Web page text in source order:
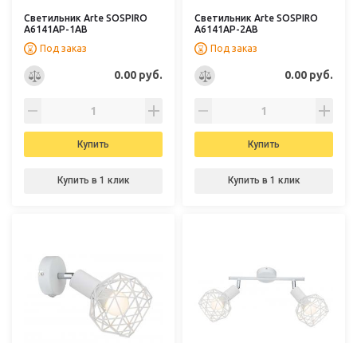
Светильник Arte SOSPIRO
A6141AP-1AB
Под заказ
0.00 руб.
Купить
Купить в 1 клик
Светильник Arte SOSPIRO
A6141AP-2AB
Под заказ
0.00 руб.
Купить
Купить в 1 клик